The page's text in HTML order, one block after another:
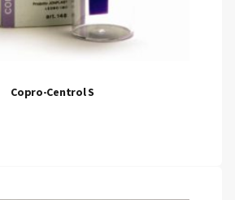
Copro-Centrol S